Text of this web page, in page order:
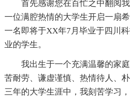
首先感谢您在百忙之中翻阅
一位满腔热情的大学生开启一扇
一名即将于XX年7月毕业于四川
业的学生。
我出生于一个充满温馨的家
苦耐劳、谦虚谨慎、热情待人、
三年的大学生涯中，我刻苦学习